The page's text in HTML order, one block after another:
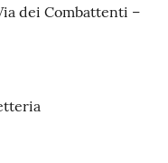
dei Combattenti –